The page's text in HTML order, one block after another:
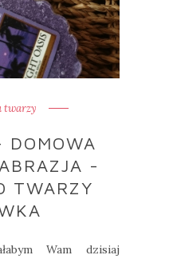
twarzy
DOMOWA
-
TWARZY
Wam dzisiaj